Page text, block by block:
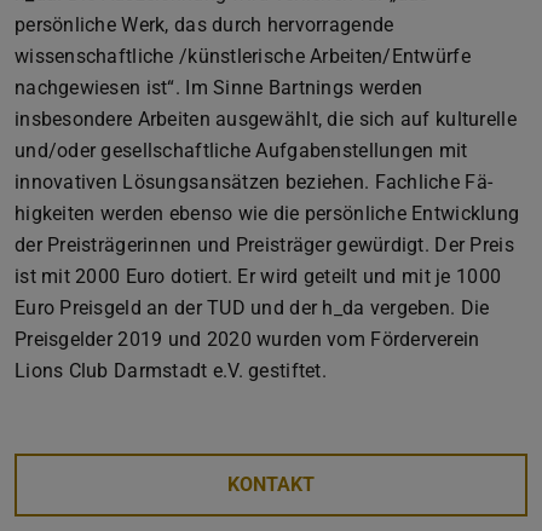
persönliche Werk, das durch hervorragende
wissenschaftliche /künstlerische Arbeiten/Entwürfe
nachgewiesen ist“. Im Sinne Bartnings werden
insbesondere Arbeiten ausgewählt, die sich auf kulturelle
und/oder gesellschaftliche Aufgabenstellungen mit
innovativen Lösungsansätzen beziehen. Fachliche Fä-
higkeiten werden ebenso wie die persönliche Entwicklung
der Preisträgerinnen und Preisträger gewürdigt. Der Preis
ist mit 2000 Euro dotiert. Er wird geteilt und mit je 1000
Euro Preisgeld an der TUD und der h_da vergeben. Die
Preisgelder 2019 und 2020 wurden vom Förderverein
Lions Club Darmstadt e.V. gestiftet.
KONTAKT